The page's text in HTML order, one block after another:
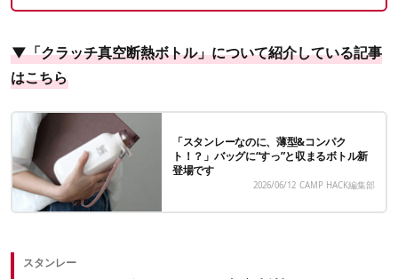
▼「クラッチ真空断熱ボトル」について紹介している記事
はこちら
「スタンレーなのに、薄型&コンパク
ト！？」バッグに“すっ”と収まるボトル新
登場です
2026/06/12 CAMP HACK編集部
スタンレー